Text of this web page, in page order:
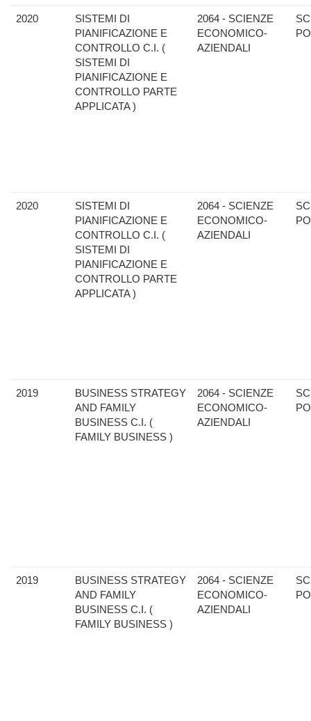
2020
SISTEMI DI
PIANIFICAZIONE E
CONTROLLO C.I. (
SISTEMI DI
PIANIFICAZIONE E
CONTROLLO PARTE
APPLICATA )
2064 - SCIENZE
ECONOMICO-
AZIENDALI
2020
SISTEMI DI
PIANIFICAZIONE E
CONTROLLO C.I. (
SISTEMI DI
PIANIFICAZIONE E
CONTROLLO PARTE
APPLICATA )
2064 - SCIENZE
ECONOMICO-
AZIENDALI
2019
BUSINESS STRATEGY
AND FAMILY
BUSINESS C.I. (
FAMILY BUSINESS )
2064 - SCIENZE
ECONOMICO-
AZIENDALI
2019
BUSINESS STRATEGY
AND FAMILY
BUSINESS C.I. (
FAMILY BUSINESS )
2064 - SCIENZE
ECONOMICO-
AZIENDALI